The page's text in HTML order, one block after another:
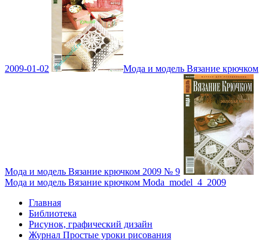
2009-01-02 Мода и модель Вязание крючком
Мода и модель Вязание крючком 2009 № 9
Мода и модель Вязание крючком Moda_model_4_2009
Главная
Библиотека
Рисунок, графический дизайн
Журнал Простые уроки рисования